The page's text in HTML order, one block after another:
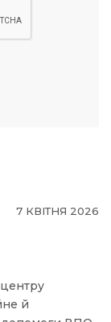
7 КВІТНЯ 2026
й